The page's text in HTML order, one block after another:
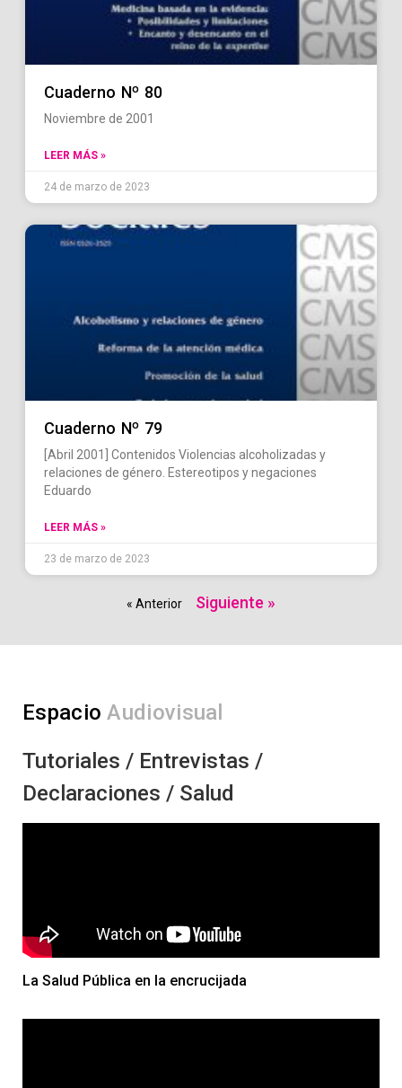
Cuaderno Nº 80
Noviembre de 2001
LEER MÁS »
24 de marzo de 2023
Cuaderno Nº 79
[Abril 2001] Contenidos Violencias alcoholizadas y
relaciones de género. Estereotipos y negaciones
Eduardo
LEER MÁS »
23 de marzo de 2023
« Anterior Siguiente »
Espacio Audiovisual
Tutoriales / Entrevistas /
Declaraciones / Salud
La Salud Pública en la encrucijada